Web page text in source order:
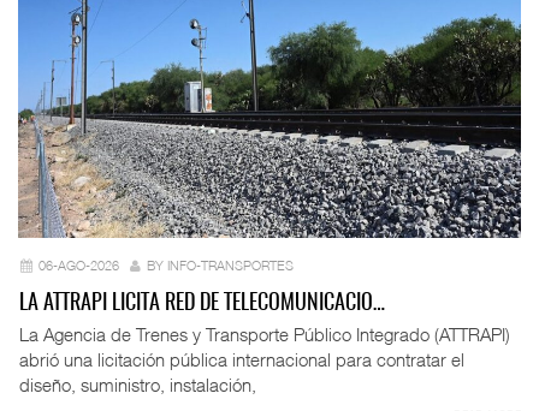
06-AGO-2026 BY INFO-TRANSPORTES
LA ATTRAPI LICITA RED DE TELECOMUNICACIO…
La Agencia de Trenes y Transporte Público Integrado (ATTRAPI)
abrió una licitación pública internacional para contratar el
diseño, suministro, instalación,